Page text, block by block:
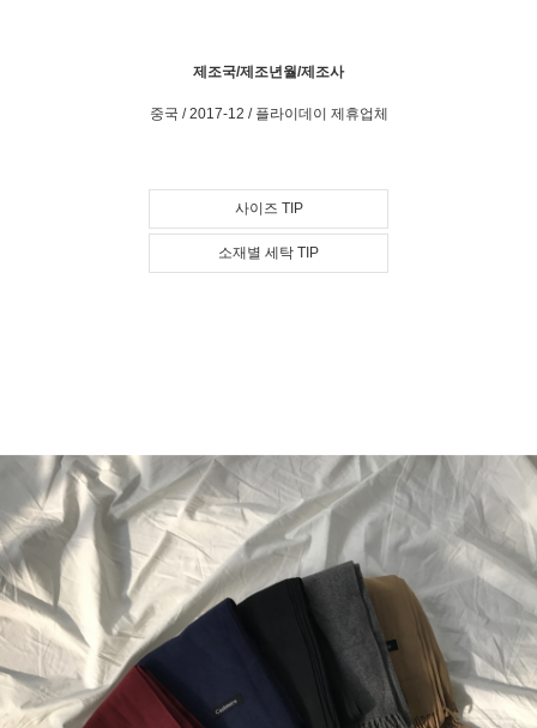
제조국/제조년월/제조사
중국 / 2017-12 / 플라이데이 제휴업체
사이즈 TIP
소재별 세탁 TIP